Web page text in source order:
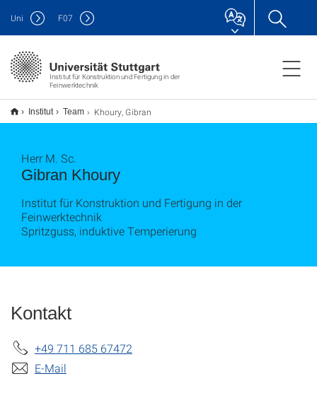
Institut für Konstruktion und Fertigung in der
Feinwerktechnik
Uni F07
Institut Team Khoury, Gibran
Gibran Khoury
Herr M. Sc.
Institut für Konstruktion und Fertigung in der
Feinwerktechnik
Spritzguss, induktive Temperierung
Kontakt
+49 711 685 67472
E-Mail